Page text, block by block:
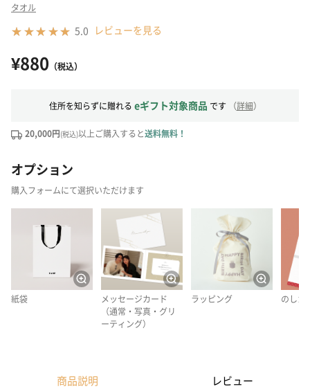
タオル
5.0 レビューを見る
¥880 （税込）
住所を知らずに贈れる eギフト対象商品 です （詳細）
20,000円(税込)以上ご購入すると送料無料！
オプション
購入フォームにて選択いただけます
紙袋
メッセージカード
（通常・写真・グリ
ーティング）
ラッピング のしカ
商品説明 レビュー